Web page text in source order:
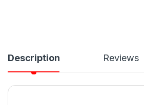
Description Reviews